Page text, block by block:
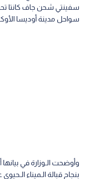
سفينتي شحن جاف كانتا
سواحل مدينة أوديسا
وأوضحت الـوزارة في
بنجاح قبالة الـميناء